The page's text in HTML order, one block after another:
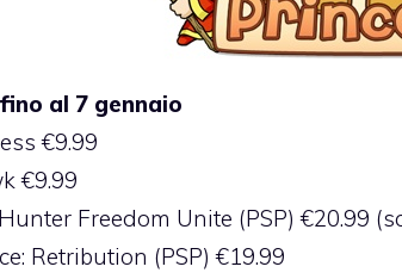
al 7 gennaio
€9.99
€9.99
Freedom Unite (PSP) €20.99
Retribution (PSP) €19.99